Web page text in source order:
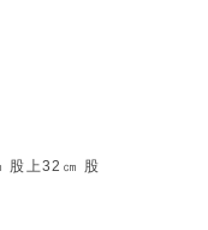
股上32㎝ 股